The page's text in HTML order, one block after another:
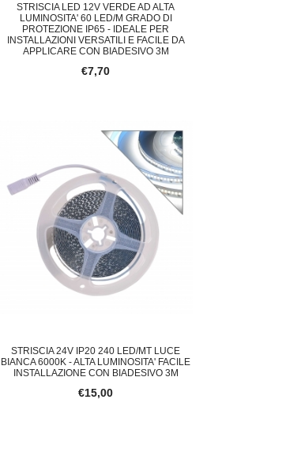
STRISCIA LED 12V VERDE AD ALTA
LUMINOSITA' 60 LED/M GRADO DI
PROTEZIONE IP65 - IDEALE PER
INSTALLAZIONI VERSATILI E FACILE DA
APPLICARE CON BIADESIVO 3M
€7,70
STRISCIA 24V IP20 240 LED/MT LUCE
BIANCA 6000K - ALTA LUMINOSITA' FACILE
INSTALLAZIONE CON BIADESIVO 3M
€15,00